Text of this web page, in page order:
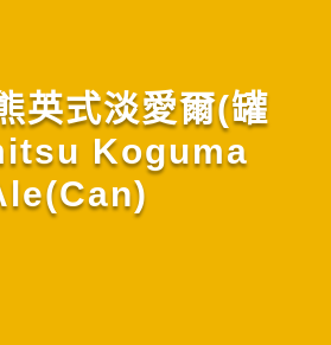
英式淡愛爾(罐
Koguma